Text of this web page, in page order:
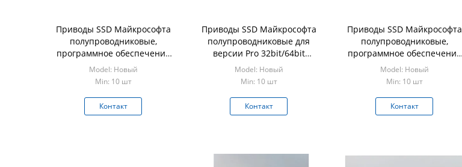
Приводы SSD Майкрософта
полупроводниковые,
программное обеспечение
Windows OEM 7
профессиональных x64
Model: Новый
Min: 10 шт
Контакт
Приводы SSD Майкрософта
полупроводниковые для
версии Pro 32bit/64bit
выигрыша Майкрософта ПК
10 французской
Model: Новый
Min: 10 шт
Контакт
Приводы SSD Майкрософта
полупроводниковые,
программное обеспечение
OEM выигрыша 8,1
выигрыша 7 Pro с гарантией
Model: Новый
Min: 10 шт
Контакт